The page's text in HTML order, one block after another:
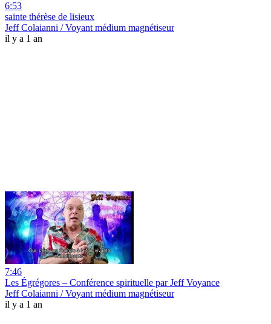
6:53
sainte thérèse de lisieux
Jeff Colaianni / Voyant médium magnétiseur
il y a 1 an
7:46
Les Égrégores – Conférence spirituelle par Jeff Voyance
Jeff Colaianni / Voyant médium magnétiseur
il y a 1 an